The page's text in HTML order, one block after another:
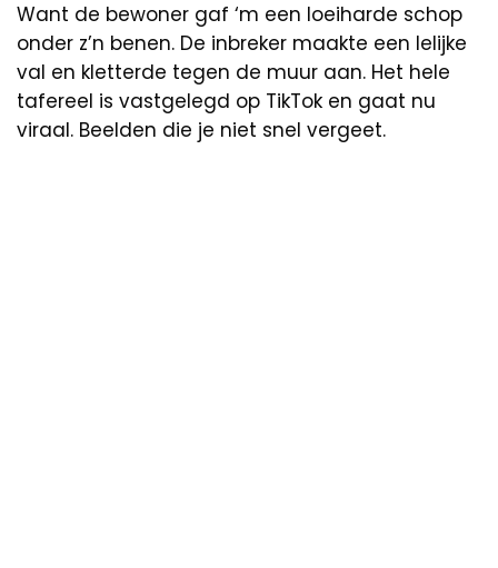
Want de bewoner gaf ‘m een loeiharde schop
onder z’n benen. De inbreker maakte een lelijke
val en kletterde tegen de muur aan. Het hele
tafereel is vastgelegd op TikTok en gaat nu
viraal. Beelden die je niet snel vergeet.